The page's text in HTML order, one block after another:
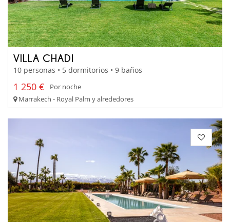
VILLA CHADI
10 personas • 5 dormitorios • 9 baños
1 250 €
Por noche
Marrakech - Royal Palm y alrededores